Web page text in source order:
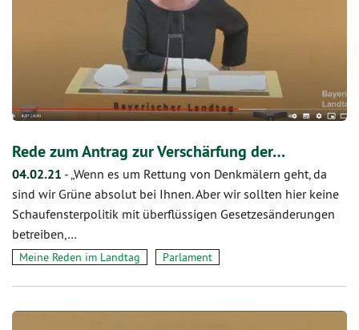
Rede zum Antrag zur Verschärfung der…
04.02.21 -„Wenn es um Rettung von Denkmälern geht, da
sind wir Grüne absolut bei Ihnen. Aber wir sollten hier keine
Schaufensterpolitik mit überflüssigen Gesetzesänderungen
betreiben,…
Meine Reden im Landtag Parlament